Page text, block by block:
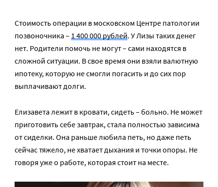
Стоимость операции в московском Центре патологии
позвоночника – 1 400 000 рублей. У Лизы таких денег
нет. Родители помочь не могут – сами находятся в
сложной ситуации. В свое время они взяли валютную
ипотеку, которую не смогли погасить и до сих пор
выплачивают долги.
Елизавета лежит в кровати, сидеть – больно. Не может
приготовить себе завтрак, стала полностью зависима
от сиделки. Она раньше любила петь, но даже петь
сейчас тяжело, не хватает дыхания и точки опоры. Не
говоря уже о работе, которая стоит на месте.